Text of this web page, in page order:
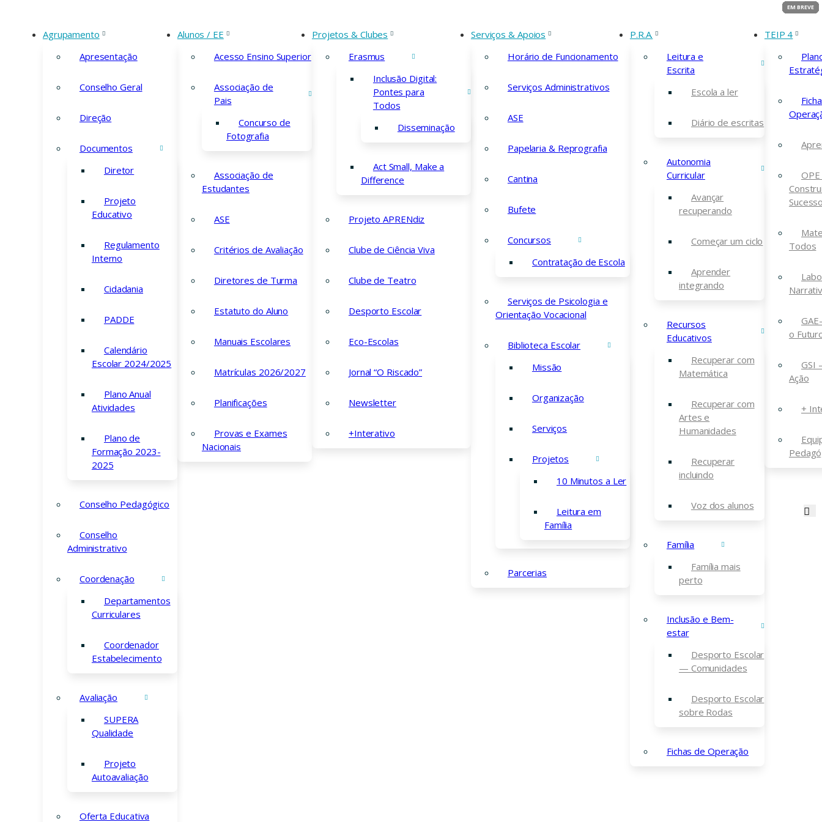
Agrupamento
Apresentação
Conselho Geral
Direção
Documentos
Diretor
Projeto
Educativo
Regulamento
Interno
Cidadania
PADDE
Calendário
Escolar 2024/2025
Plano Anual
Atividades
Plano de
Formação 2023-
2025
Conselho Pedagógico
Conselho
Administrativo
Coordenação
Departamentos
Curriculares
Coordenador
Estabelecimento
Avaliação
SUPERA
Qualidade
Projeto
Autoavaliação
Oferta Educativa
Alunos / EE
Acesso Ensino Superior
Associação de
Pais
Concurso de
Fotografia
Associação de
Estudantes
ASE
Critérios de Avaliação
Diretores de Turma
Estatuto do Aluno
Manuais Escolares
Matrículas 2026/2027
Planificações
Provas e Exames
Nacionais
Projetos & Clubes
Erasmus
Inclusão Digital:
Pontes para
Todos
Disseminação
Act Small, Make a
Difference
Projeto APRENdiz
Clube de Ciência Viva
Clube de Teatro
Desporto Escolar
Eco-Escolas
Jornal “O Riscado”
Newsletter
+Interativo
Serviços & Apoios
Horário de Funcionamento
Serviços Administrativos
ASE
Papelaria & Reprografia
Cantina
Bufete
Concursos
Contratação de Escola
Serviços de Psicologia e
Orientação Vocacional
Biblioteca Escolar
Missão
Organização
Serviços
Projetos
10 Minutos a Ler
Leitura em
Família
Parcerias
P.R.A.
Leitura e
Escrita
Escola a ler
Diário de escritas
Autonomia
Curricular
Avançar
recuperando
Começar um ciclo
Aprender
integrando
Recursos
Educativos
Recuperar com
Matemática
Recuperar com
Artes e
Humanidades
Recuperar
incluindo
Voz dos alunos
Família
Família mais
perto
Inclusão e Bem-
estar
Desporto Escolar
— Comunidades
Desporto Escolar
sobre Rodas
Fichas de Operação
TEIP 4
OPE
Todos
o
GSI
Ação
+
Início Avisos Devolução de Manuais Escolares
Devolução de Manuais Escolares